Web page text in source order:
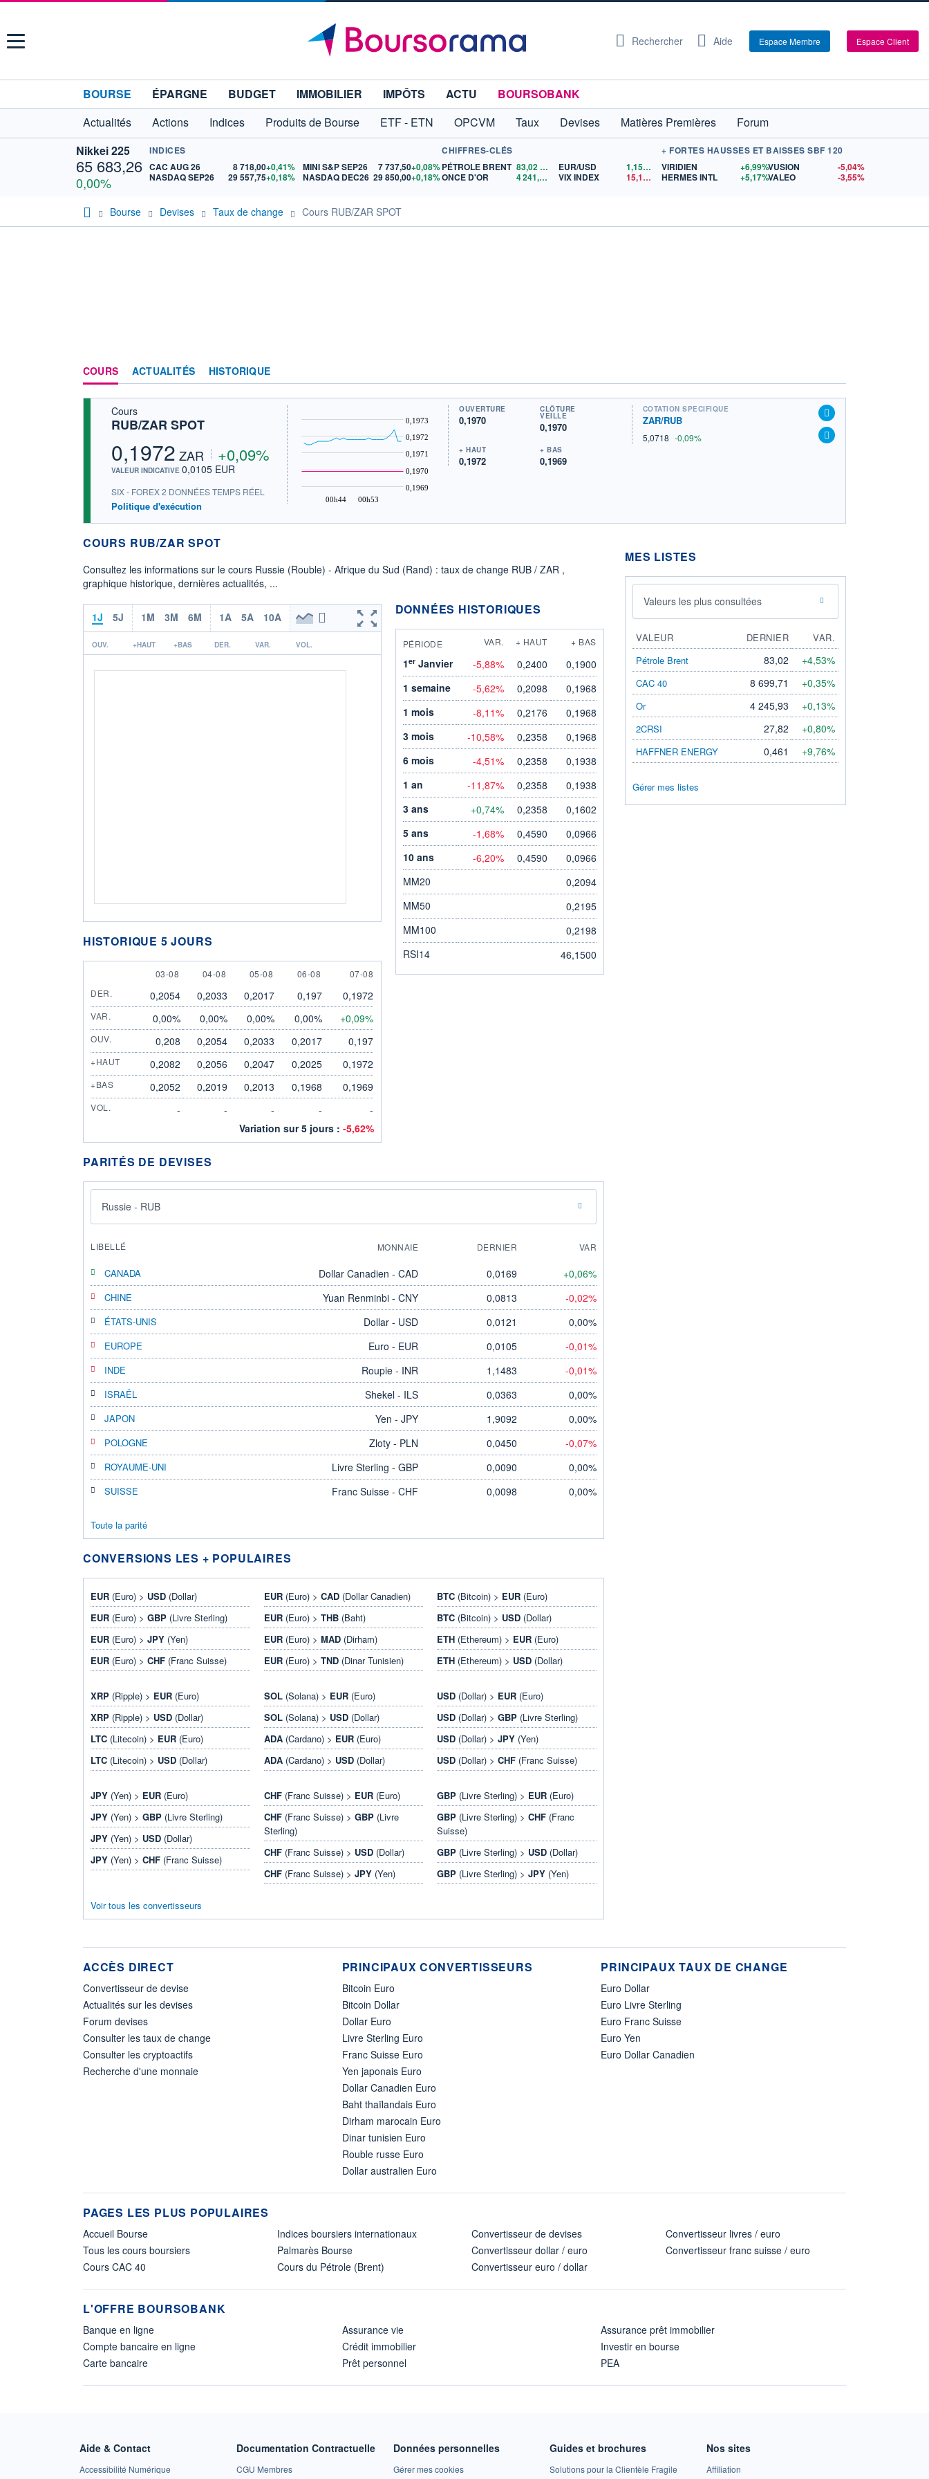
Menu Rechercher Aide Espace Membre Espace Client
BOURSE ÉPARGNE BUDGET IMMOBILIER IMPÔTS ACTU
BOURSOBANK
Actualités
Actions Indices Produits de Bourse ETF - ETN OPCVM Taux Devises Matières Premières
Forum
Nikkei 225
65 683,26
0,00%
INDICES
CAC AUG 26
8 718,00+0,41%
NASDAQ SEP26
29 557,75+0,18%
MINI S&P SEP26 7 737,50+0,08%
NASDAQ DEC26 29 850,00+0,18%
CHIFFRES-CLÉS
PÉTROLE BRENT 83,02
ONCE D'OR
4 241,99 $US
EUR/USD 1,1522
$US
VIX INDEX
15,15$US
+ FORTES HAUSSES ET BAISSES SBF 120
VIRIDIEN
+6,99%
HERMES INTL
+5,17%
VUSION
-5,04%
VALEO
-3,55%
Bourse Devises Taux de change Cours RUB/ZAR SPOT
COURS ACTUALITÉS HISTORIQUE
Cours
RUB/ZAR SPOT
0,1972 ZAR +0,09%
VALEUR INDICATIVE 0,0105 EUR
SIX - FOREX 2 DONNÉES TEMPS RÉEL
Politique d'exécution
00h44 00h53
0,1969
0,1970
0,1971
0,1972
0,1973
OUVERTURE
0,1970
CLÔTURE
VEILLE
0,1970
+ HAUT
0,1972
+ BAS
0,1969
COTATION SPÉCIFIQUE
ZAR/RUB
5,0718 -0,09%
COURS RUB/ZAR SPOT
Consultez les informations sur le cours Russie (Rouble) - Afrique du Sud (Rand) : taux de change RUB / ZAR ,
graphique historique, dernières actualités, ...
1J 5J 1M 3M 6M 1A 5A 10A
OUV. +HAUT +BAS DER. VAR. VOL.
HISTORIQUE 5 JOURS
3 AUGUST
03-08 4 AUGUST
04-08 5 AUGUST
05-08 6 AUGUST
06-08 7 AUGUST
07-08
DER.
0,2054 0,2033 0,2017 0,197 0,1972
VAR. 0,00% 0,00% 0,00% 0,00% +0,09%
OUV. 0,208 0,2054 0,2033 0,2017 0,197
+HAUT 0,2082 0,2056 0,2047 0,2025 0,1972
+BAS 0,2052 0,2019 0,2013 0,1968 0,1969
VOL. - - - -
-
Variation sur 5 jours : -5,62%
DONNÉES HISTORIQUES
PÉRIODE VAR. + HAUT + BAS
1erJanvier -5,88% 0,2400
0,1900
1 semaine
-5,62% 0,2098
0,1968
1 mois
-8,11% 0,2176
0,1968
3 mois
-10,58% 0,2358
0,1968
6 mois
-4,51% 0,2358
0,1938
1 an
-11,87% 0,2358
0,1938
3 ans
+0,74% 0,2358
0,1602
5 ans
-1,68% 0,4590
0,0966
10 ans
-6,20% 0,4590
0,0966
MM20
0,2094
MM50
0,2195
MM100
0,2198
RSI14
46,1500
PARITÉS DE DEVISES
Russie - RUB
LIBELLÉ MONNAIE DERNIER VAR
CANADA Dollar Canadien - CAD 0,0169 +0,06%
CHINE Yuan Renminbi - CNY 0,0813 -0,02%
ÉTATS-UNIS Dollar - USD 0,0121 0,00%
EUROPE Euro - EUR 0,0105 -0,01%
INDE Roupie - INR 1,1483 -0,01%
ISRAËL Shekel - ILS 0,0363 0,00%
JAPON Yen - JPY 1,9092 0,00%
POLOGNE Zloty - PLN 0,0450 -0,07%
ROYAUME-UNI Livre Sterling - GBP 0,0090 0,00%
SUISSE Franc Suisse - CHF 0,0098 0,00%
Toute la parité
CONVERSIONS LES + POPULAIRES
EUR (Euro) > USD (Dollar)
EUR (Euro) > GBP (Livre Sterling)
EUR (Euro) > JPY (Yen)
EUR (Euro) > CHF (Franc Suisse)
EUR(Euro) > CAD(Dollar Canadien)
EUR(Euro) > THB(Baht)
EUR(Euro) > MAD(Dirham)
EUR(Euro) > TND(Dinar Tunisien)
BTC (Bitcoin) > EUR (Euro)
BTC (Bitcoin) > USD (Dollar)
ETH (Ethereum) > EUR (Euro)
ETH (Ethereum) > USD (Dollar)
XRP (Ripple) > EUR (Euro)
XRP (Ripple) > USD (Dollar)
LTC (Litecoin) > EUR (Euro)
LTC (Litecoin) > USD (Dollar)
SOL(Solana) > EUR(Euro)
SOL(Solana) > USD(Dollar)
ADA(Cardano) > EUR(Euro)
ADA(Cardano) > USD(Dollar)
USD (Dollar) > EUR (Euro)
USD (Dollar) >GBP (Livre Sterling)
USD (Dollar) >JPY (Yen)
USD (Dollar) >CHF (Franc Suisse)
JPY (Yen) > EUR (Euro)
JPY (Yen) > GBP (Livre Sterling)
JPY (Yen) > USD (Dollar)
JPY (Yen) > CHF (Franc Suisse)
CHF(Franc Suisse) > EUR(Euro)
CHF(Franc Suisse) > GBP(Livre
Sterling)
CHF(Franc Suisse) > USD(Dollar)
CHF(Franc Suisse) > JPY(Yen)
GBP (Livre Sterling) > EUR (Euro)
GBP (Livre Sterling) >CHF (Franc
Suisse)
GBP (Livre Sterling) > USD (Dollar)
GBP (Livre Sterling) >JPY (Yen)
Voir tous les convertisseurs
MES LISTES
Valeurs les plus consultées
VALEUR DERNIER
VAR.
Pétrole Brent
83,02 +4,53%
CAC 40 8 699,71 +0,35%
Or 4 245,93 +0,13%
2CRSI 27,82 +0,80%
HAFFNER ENERGY 0,461 +9,76%
Gérer mes listes
ACCÈS DIRECT
Convertisseur de devise
Actualités sur les devises
Forum devises
Consulter les taux de change
Consulter les cryptoactifs
Recherche d'une monnaie
PRINCIPAUX CONVERTISSEURS
Bitcoin Euro
Bitcoin Dollar
Dollar Euro
Livre Sterling Euro
Franc Suisse Euro
Yen japonais Euro
Dollar Canadien Euro
Baht thaïlandais Euro
Dirham marocain Euro
Dinar tunisien Euro
Rouble russe Euro
Dollar australien Euro
PRINCIPAUX TAUX DE CHANGE
Euro Dollar
Euro Livre Sterling
Euro Franc Suisse
Euro Yen
Euro Dollar Canadien
PAGES LES PLUS POPULAIRES
Accueil Bourse
Tous les cours boursiers
Cours CAC 40
Indices boursiers internationaux
Palmarès Bourse
Cours du Pétrole (Brent)
Convertisseur de devises
Convertisseur dollar / euro
Convertisseur euro / dollar
Convertisseur livres / euro
Convertisseur franc suisse / euro
L'OFFRE BOURSOBANK
Banque en ligne
Compte bancaire en ligne
Carte bancaire
Assurance vie
Crédit immobilier
Prêt personnel
Assurance prêt immobilier
Investir en bourse
PEA
Aide & Contact
Accessibilité Numérique
Documentation Contractuelle
CGU Membres
Données personnelles
Gérer mes cookies
Guides et brochures
Solutions pour la Clientèle Fragile
Nos sites
Affiliation